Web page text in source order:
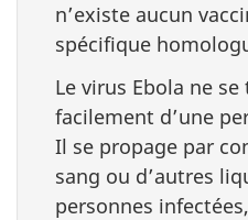
n’existe aucun
spécifique
Le virus Ebola ne
facilement d’une
Il se propage par
sang ou d’autres
personnes